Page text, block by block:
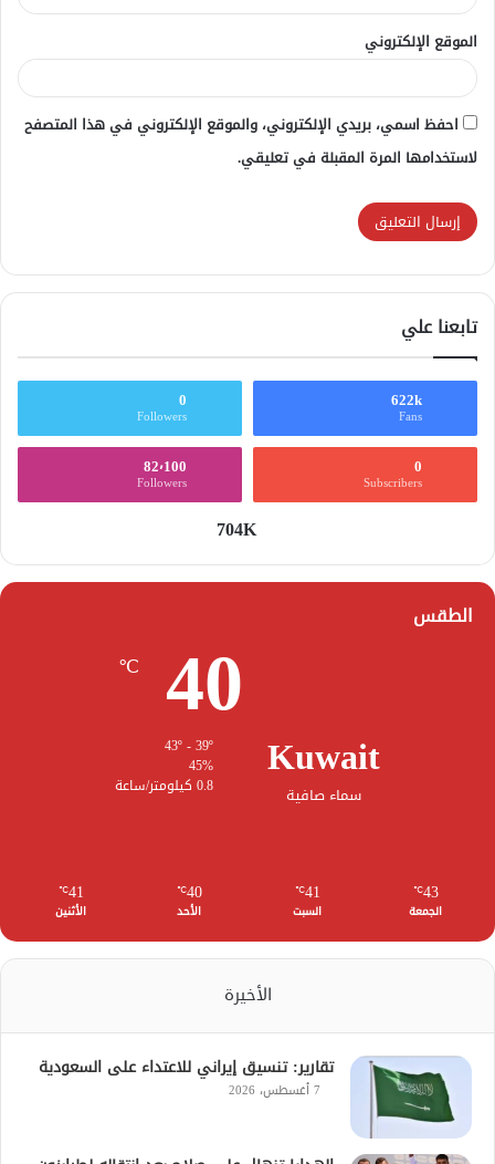
الموقع الإلكتروني
احفظ اسمي، بريدي الإلكتروني، والموقع الإلكتروني في هذا المتصفح
لاستخدامها المرة المقبلة في تعليقي.
تابعنا علي
622k
Fans
0
Followers
0
Subscribers
82٬100
Followers
704K
الطقس
Kuwait
سماء صافية
40
℃
45%
0.8 كيلومتر/ساعة
43
℃
الجمعة
41
℃
السبت
40
℃
الأحد
41
℃
الأثنين
الأخيرة
تقارير: تنسيق إيراني للاعتداء على السعودية
7 أغسطس، 2026